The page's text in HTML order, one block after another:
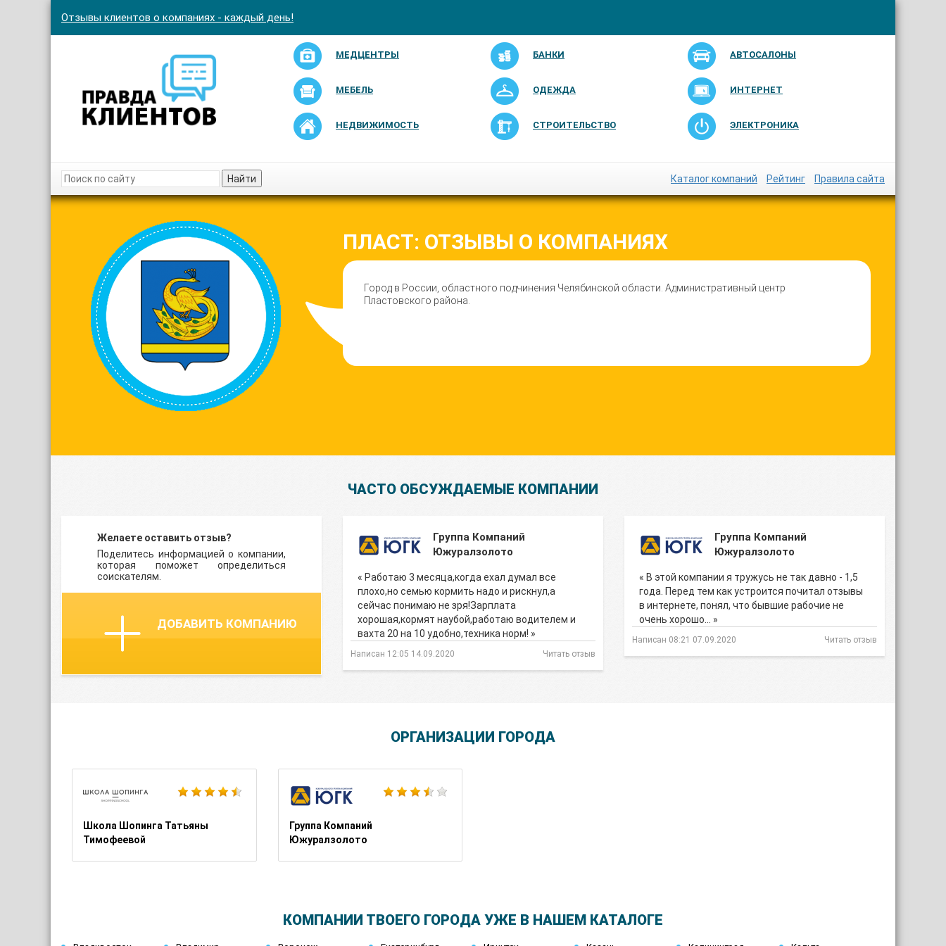
Отзывы клиентов о компаниях - каждый день!
МЕДЦЕНТРЫ БАНКИ АВТОСАЛОНЫ
МЕБЕЛЬ ОДЕЖДА ИНТЕРНЕТ
НЕДВИЖИМОСТЬ СТРОИТЕЛЬСТВО ЭЛЕКТРОНИКА
Найти Каталог компаний Рейтинг Правила сайта
ПЛАСТ: ОТЗЫВЫ О КОМПАНИЯХ
Город в России, областного подчинения Челябинской области. Административный центр
Пластовского района.
ЧАСТО ОБСУЖДАЕМЫЕ КОМПАНИИ
Желаете оставить отзыв?
Поделитесь информацией о компании,
которая поможет определиться
соискателям.
ДОБАВИТЬ КОМПАНИЮ
Группа Компаний
Южуралзолото
« Работаю 3 месяца,когда ехал думал все
плохо,но семью кормить надо и рискнул,а
сейчас понимаю не зря!Зарплата
хорошая,кормят наубой,работаю водителем и
вахта 20 на 10 удобно,техника норм! »
Написан 12:05 14.09.2020 Читать отзыв
Группа Компаний
Южуралзолото
« В этой компании я тружусь не так давно - 1,5
года. Перед тем как устроится почитал отзывы
в интернете, понял, что бывшие рабочие не
очень хорошо… »
Написан 08:21 07.09.2020 Читать отзыв
ОРГАНИЗАЦИИ ГОРОДА
Школа Шопинга Татьяны
Тимофеевой
Группа Компаний
Южуралзолото
КОМПАНИИ ТВОЕГО ГОРОДА УЖЕ В НАШЕМ КАТАЛОГЕ